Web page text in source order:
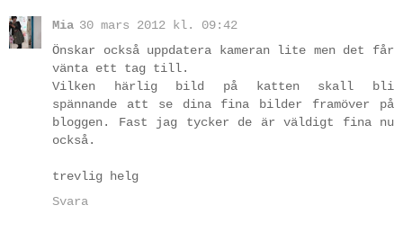
Mia 30 mars 2012 kl. 09:42
Önskar också uppdatera kameran lite men det får
vänta ett tag till.
Vilken härlig bild på katten skall bli
spännande att se dina fina bilder framöver på
bloggen. Fast jag tycker de är väldigt fina nu
också.
trevlig helg
Svara